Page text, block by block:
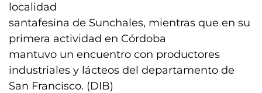
localidad
santafesina de Sunchales, mientras que en su
primera actividad en Córdoba
mantuvo un encuentro con productores
industriales y lácteos del departamento de
San Francisco. (DIB)